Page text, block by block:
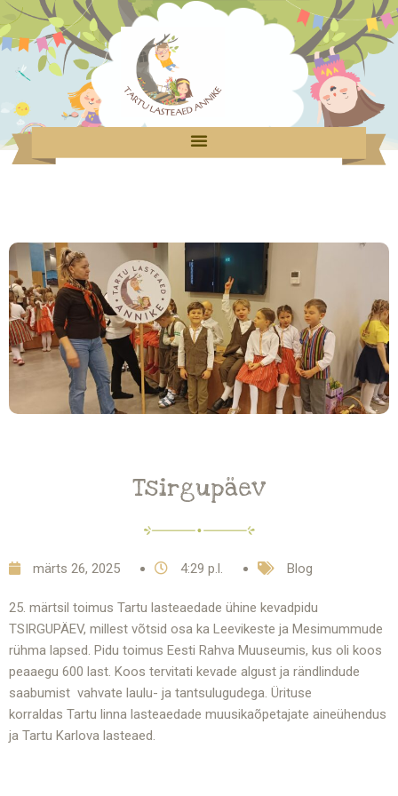
Tsirgupäev
märts 26, 2025 4:29 p.l. Blog
25. märtsil toimus Tartu lasteaedade ühine kevadpidu
TSIRGUPÄEV, millest võtsid osa ka Leevikeste ja Mesimummude
rühma lapsed. Pidu toimus Eesti Rahva Muuseumis, kus oli koos
peaaegu 600 last. Koos tervitati kevade algust ja rändlindude
saabumist vahvate laulu- ja tantsulugudega. Ürituse
korraldas Tartu linna lasteaedade muusikaõpetajate aineühendus
ja Tartu Karlova lasteaed.